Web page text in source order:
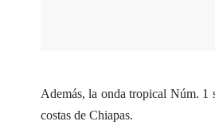
Además, la onda tropical Núm. 1
costas de Chiapas.